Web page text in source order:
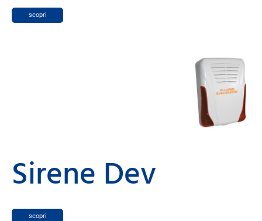
scopri
Sirene Dev
scopri